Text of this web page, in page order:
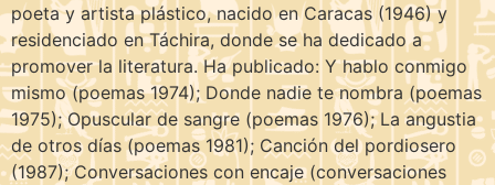
poeta y artista plástico, nacido en Caracas (1946) y
residenciado en Táchira, donde se ha dedicado a
promover la literatura. Ha publicado: Y hablo conmigo
mismo (poemas 1974); Donde nadie te nombra (poemas
1975); Opuscular de sangre (poemas 1976); La angustia
de otros días (poemas 1981); Canción del pordiosero
(1987); Conversaciones con encaje (conversaciones